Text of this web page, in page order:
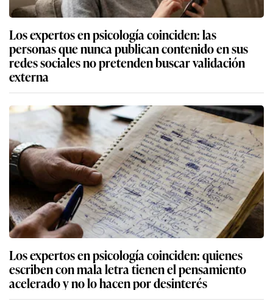
Los expertos en psicología coinciden: las
personas que nunca publican contenido en sus
redes sociales no pretenden buscar validación
externa
Los expertos en psicología coinciden: quienes
escriben con mala letra tienen el pensamiento
acelerado y no lo hacen por desinterés